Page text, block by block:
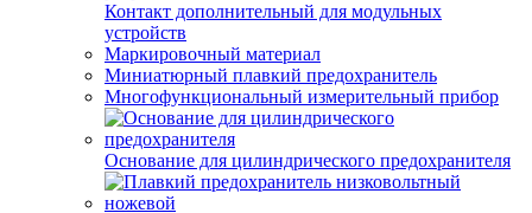
Контакт дополнительный для модульных
устройств
Маркировочный материал
Миниатюрный плавкий предохранитель
Многофункциональный измерительный прибор
Основание для цилиндрического предохранителя